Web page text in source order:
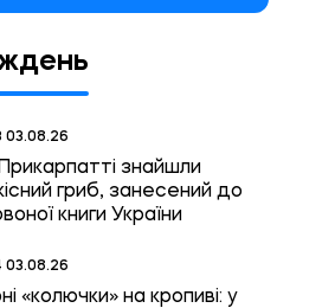
03.08.26
знайшли
гриб, занесений до
книги України
03.08.26
«колючки» на кропиві: у